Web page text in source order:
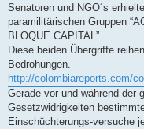
Senatoren und NGO´s
paramilitärischen Gruppen
BLOQUE CAPITAL”.
Diese beiden Übergriffe
Bedrohungen.
http://colombiareports.com/
Gerade vor und während der
Gesetzwidrigkeiten
Einschüchterungs-versuche